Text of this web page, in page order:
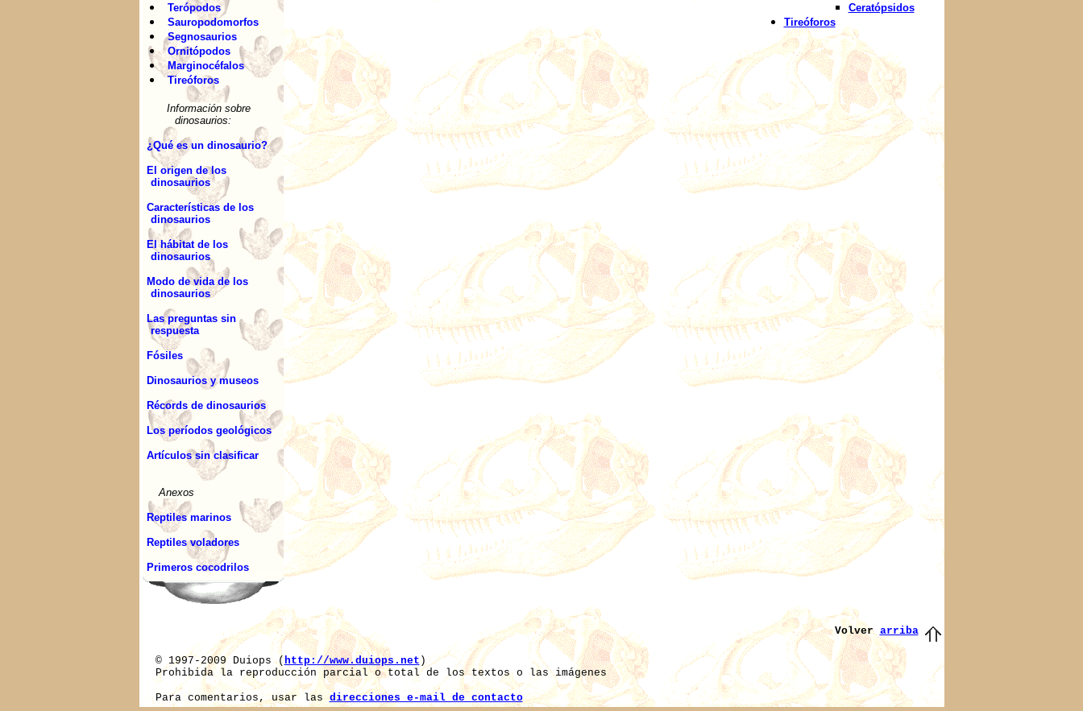
Terópodos
Sauropodomorfos
Segnosaurios
Ornitópodos
Marginocéfalos
Tireóforos
Información sobre
dinosaurios:
¿Qué es un dinosaurio?
El origen de los
dinosaurios
Características de los
dinosaurios
El hábitat de los
dinosaurios
Modo de vida de los
dinosaurios
Las preguntas sin
respuesta
Fósiles
Dinosaurios y museos
Récords de dinosaurios
Los períodos geológicos
Artículos sin clasificar
Anexos
Reptiles marinos
Reptiles voladores
Primeros cocodrilos
Ceratópsidos
Tireóforos
Volver arriba
© 1997-2009 Duiops (http://www.duiops.net )
Prohibida la reproducción parcial o total de los textos o las imágenes
Para comentarios, usar lasdirecciones e-mail de contacto